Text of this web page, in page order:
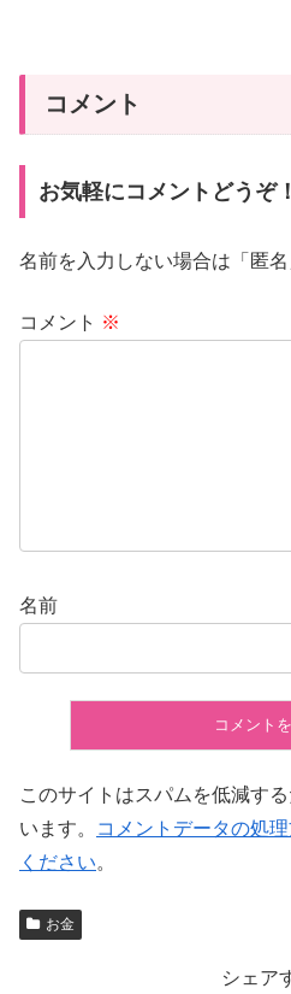
コメント
お気軽にコメントどうぞ！
名前を入力しない場合は「匿
コメント ※
名前
このサイトはスパムを低減す
います。
コメントデータの処
ください。
お金
シェア